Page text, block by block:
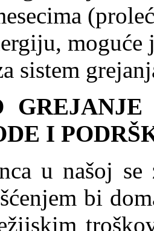
moguće
sistem
I
u našoj
bi